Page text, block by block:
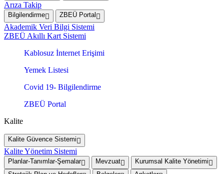
Arıza Takip
Bilgilendirme ZBEÜ Portal
Akademik Veri Bilgi Sistemi
ZBEÜ Akıllı Kart Sistemi
Kablosuz İnternet Erişimi
Yemek Listesi
Covid 19- Bilgilendirme
ZBEÜ Portal
Kalite
Kalite Güvence Sistemi
Kalite Yönetim Sistemi
Planlar-Tanımlar-Şemalar Mevzuat
Kurumsal Kalite Yönetimi